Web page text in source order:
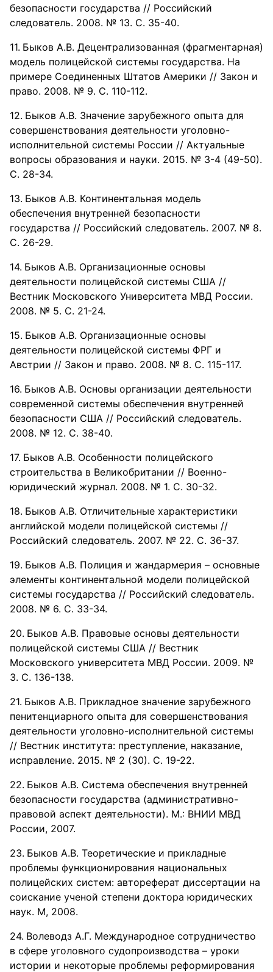
безопасности государства // Российский
следователь. 2008. № 13. С. 35-40.
Быков А.В. Децентрализованная (фрагментарная)
модель полицейской системы государства. На
примере Соединенных Штатов Америки // Закон и
право. 2008. № 9. С. 110-112.
Быков А.В. Значение зарубежного опыта для
совершенствования деятельности уголовно-
исполнительной системы России // Актуальные
вопросы образования и науки. 2015. № 3-4 (49-50).
С. 28-34.
Быков А.В. Континентальная модель
обеспечения внутренней безопасности
государства // Российский следователь. 2007. № 8.
С. 26-29.
Быков А.В. Организационные основы
деятельности полицейской системы США //
Вестник Московского Университета МВД России.
2008. № 5. С. 21-24.
Быков А.В. Организационные основы
деятельности полицейской системы ФРГ и
Австрии // Закон и право. 2008. № 8. С. 115-117.
Быков А.В. Основы организации деятельности
современной системы обеспечения внутренней
безопасности США // Российский следователь.
2008. № 12. С. 38-40.
Быков А.В. Особенности полицейского
строительства в Великобритании // Военно-
юридический журнал. 2008. № 1. С. 30-32.
Быков А.В. Отличительные характеристики
английской модели полицейской системы //
Российский следователь. 2007. № 22. С. 36-37.
Быков А.В. Полиция и жандармерия – основные
элементы континентальной модели полицейской
системы государства // Российский следователь.
2008. № 6. С. 33-34.
Быков А.В. Правовые основы деятельности
полицейской системы США // Вестник
Московского университета МВД России. 2009. №
3. С. 136-138.
Быков А.В. Прикладное значение зарубежного
пенитенциарного опыта для совершенствования
деятельности уголовно-исполнительной системы
// Вестник института: преступление, наказание,
исправление. 2015. № 2 (30). С. 19-22.
Быков А.В. Система обеспечения внутренней
безопасности государства (административно-
правовой аспект деятельности). М.: ВНИИ МВД
России, 2007.
Быков А.В. Теоретические и прикладные
проблемы функционирования национальных
полицейских систем: автореферат диссертации на
соискание ученой степени доктора юридических
наук. М, 2008.
Волеводз А.Г. Международное сотрудничество
в сфере уголовного судопроизводства – уроки
истории и некоторые проблемы реформирования